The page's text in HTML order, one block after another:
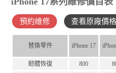
預約維修 查看原廠價格
替換零件 iPhone 17
軔體恢復 800